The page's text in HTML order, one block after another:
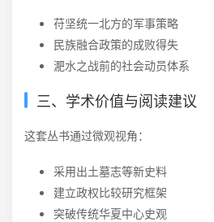
苻坚统一北方的军事策略
民族融合政策的成败得失
淝水之战前的社会动员体系
三、学术价值与阅读建议
这套丛书通过微观视角：
采用出土墓志等新史料
建立政权比较研究框架
突破传统华夏中心史观